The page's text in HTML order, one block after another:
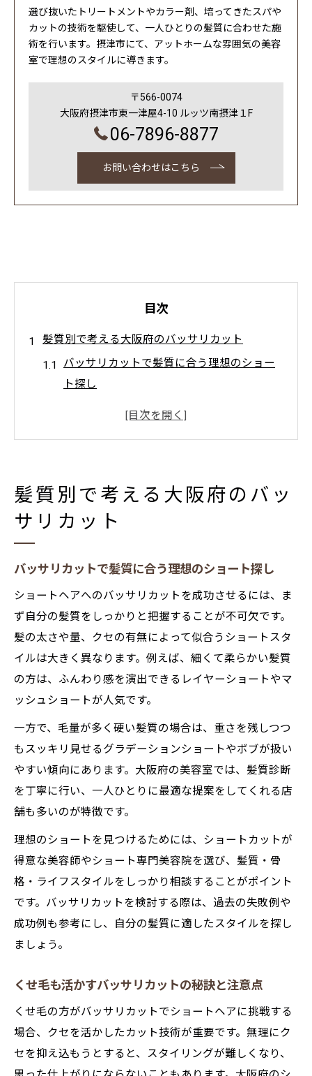
選び抜いたトリートメントやカラー剤、培ってきたスパや
カットの技術を駆使して、一人ひとりの髪質に合わせた施
術を行います。摂津市にて、アットホームな雰囲気の美容
室で理想のスタイルに導きます。
〒566-0074
大阪府摂津市東一津屋4-10 ルッツ南摂津１F
06-7896-8877
お問い合わせはこちら
目次
髪質別で考える大阪府のバッサリカット
バッサリカットで髪質に合う理想のショー
ト探し
くせ毛も活かすバッサリカットの秘訣と注
ショート 上手い 美容室選びと髪質別相談ポ
イント
サリカット
バッサリカットで印象激変させるための心
構え
ショート 上手い 美容室の選び方と予約前の
準備
ショートカット 似 合わせ カットで悩み解消
のコツ
ショートヘア 上手い 美容師 関西で探すポイ
ント
ベリーショート が 得意 な美容室 大阪で相
談したい理由
骨格に合わせて美しくバッサリ切る秘訣
骨格補整を叶えるバッサリカットの黄金ル
ール
ショートカット 似 合わせ カットの骨格診断
活用法
ショート専門美容院で実感できる骨格対応
カット
ショートカット 人気 美容師が教える骨格別
デザイン
髪質別で考える大阪府のバッ
サリカット
バッサリカットで髪質に合う理想のショート探し
ショートヘアへのバッサリカットを成功させるには、ま
ず自分の髪質をしっかりと把握することが不可欠です。
髪の太さや量、クセの有無によって似合うショートスタ
イルは大きく異なります。例えば、細くて柔らかい髪質
の方は、ふんわり感を演出できるレイヤーショートやマ
ッシュショートが人気です。
一方で、毛量が多く硬い髪質の場合は、重さを残しつつ
もスッキリ見せるグラデーションショートやボブが扱い
やすい傾向にあります。大阪府の美容室では、髪質診断
を丁寧に行い、一人ひとりに最適な提案をしてくれる店
舗も多いのが特徴です。
理想のショートを見つけるためには、ショートカットが
得意な美容師やショート専門美容院を選び、髪質・骨
格・ライフスタイルをしっかり相談することがポイント
です。バッサリカットを検討する際は、過去の失敗例や
成功例も参考にし、自分の髪質に適したスタイルを探し
ましょう。
くせ毛も活かすバッサリカットの秘訣と注意点
くせ毛の方がバッサリカットでショートヘアに挑戦する
場合、クセを活かしたカット技術が重要です。無理にク
セを抑え込もうとすると、スタイリングが難しくなり、